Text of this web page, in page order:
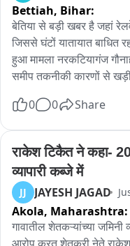
Bettiah, Bihar:
बेतिया से बड़ी खबर है जहां
जिससे घंटों यातायात बाधित
हुआ मामला नरकटियागंज
समीप तकनीकी कारणों से
बताया जा रहा है तकनीकी
0 0 Share
राकेश टिकैत ने कहा-
व्यापारी कब्जे में
JJ JAYESH JAGAD
Akola, Maharashtra:
गावातील शेतकऱ्यांच्या जमिनी
आरोप करत शेतकरी नेते राकेश